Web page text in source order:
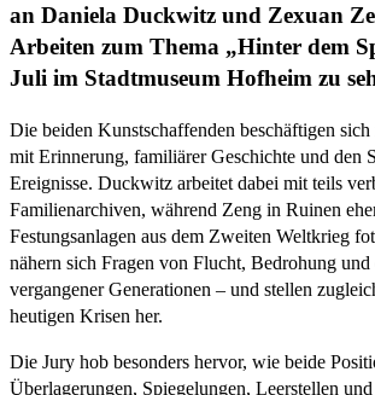
an Daniela Duckwitz und Zexuan
Arbeiten zum Thema „Hinter dem
Juli im Stadtmuseum Hofheim zu
Die beiden Kunstschaffenden beschäftigen
mit Erinnerung, familiärer Geschichte und den
Ereignisse. Duckwitz arbeitet dabei mit teils
Familienarchiven, während Zeng in Ruinen
Festungsanlagen aus dem Zweiten Weltkrieg
nähern sich Fragen von Flucht, Bedrohung
vergangener Generationen – und stellen
heutigen Krisen her.
Die Jury hob besonders hervor, wie beide
Überlagerungen, Spiegelungen, Leerstellen